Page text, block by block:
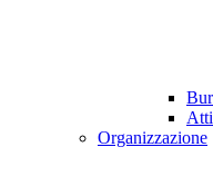
Organizzazione